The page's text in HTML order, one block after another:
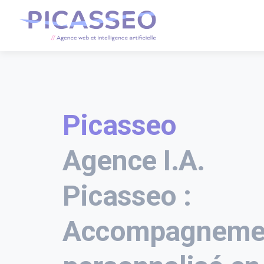
Picasseo
Agence I.A.
Picasseo :